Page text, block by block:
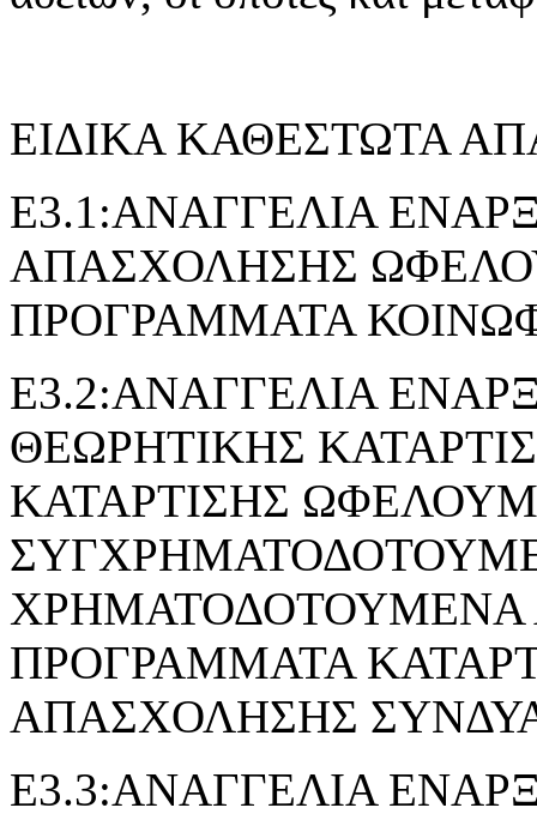
ΕΙΔΙΚΑ ΚΑΘΕΣΤΩΤΑ
E3.1:ΑΝΑΓΓΕΛΙΑ
ΑΠΑΣΧΟΛΗΣΗΣ
ΠΡΟΓΡΑΜΜΑΤΑ
Ε3.2:ΑΝΑΓΓΕΛΙΑ
ΘΕΩΡΗΤΙΚΗΣ
ΚΑΤΑΡΤΙΣΗΣ
ΧΡΗΜΑΤΟΔΟΤΟΥΜΕΝΑ
ΠΡΟΓΡΑΜΜΑΤΑ
ΑΠΑΣΧΟΛΗΣΗΣ
Ε3.3:ΑΝΑΓΓΕΛΙΑ